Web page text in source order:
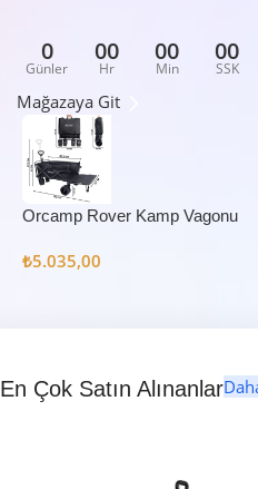
0
Günler
00
Hr
00
Min
00
SSK
Mağazaya Git
Orcamp Rover Kamp Vagonu
₺5.035,00
En Çok Satın Alınanlar